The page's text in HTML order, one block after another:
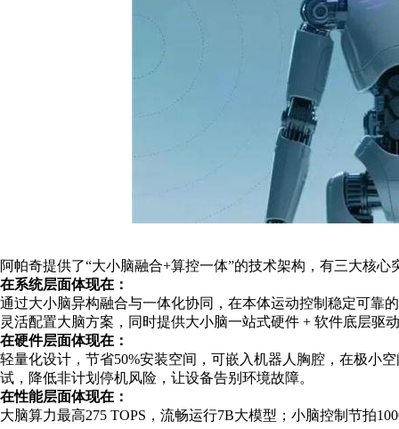
阿帕奇提供了“大小脑融合+算控一体”的技术架构，有三大核心
在系统层面体现在：
通过大小脑异构融合与一体化协同，在本体运动控制稳定可靠
灵活配置大脑方案，同时提供大小脑一站式硬件 + 软件底层驱
在硬件层面体现在：
轻量化设计，节省50%安装空间，可嵌入机器人胸腔，在极小
试，降低非计划停机风险，让设备告别环境故障。
在性能层面体现在：
大脑算力最高275 TOPS，流畅运行7B大模型；小脑控制节拍